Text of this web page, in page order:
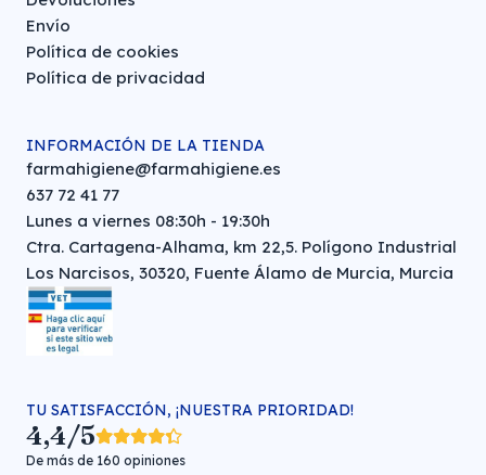
Envío
Política de cookies
Política de privacidad
INFORMACIÓN DE LA TIENDA
farmahigiene@farmahigiene.es
637 72 41 77
Lunes a viernes 08:30h - 19:30h
Ctra. Cartagena-Alhama, km 22,5. Polígono Industrial
Los Narcisos, 30320, Fuente Álamo de Murcia, Murcia
TU SATISFACCIÓN, ¡NUESTRA PRIORIDAD!
4,4/5
De más de 160 opiniones